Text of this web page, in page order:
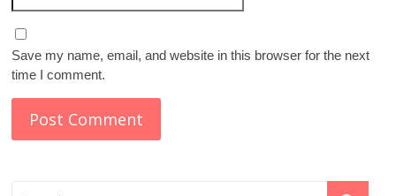
Save my name, email, and website in this browser for the next
time I comment.